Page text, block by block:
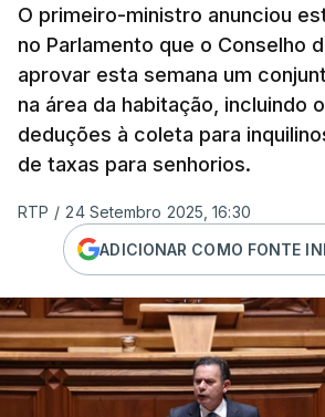
O primeiro-ministro anunciou
no Parlamento que o Conselho
aprovar esta semana um
na área da habitação, incluindo
deduções à coleta para
de taxas para senhorios.
RTP / 24 Setembro 2025, 16:30
ADICIONAR COMO FONTE